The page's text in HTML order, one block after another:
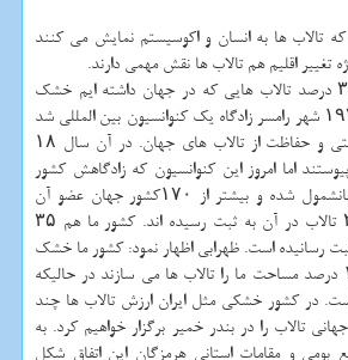
تالاب ها به انسان و اكوسیستم نمایش می كنند
تغییر اقلیم هم تالاب ها نقش مهمی دارند.
از سال ۱۹۷۰ تا الان ۳۵ درصد تالاب هایی كه در جهان داشته ایم خشك
شده اند. در دوم فوریه ۱۹۷۱ شهر رامسر زادگاه یك كنوانسیون بین المللی شد
برای حفاظت از تنوع زیستی و حفاظت از تالاب های جهان. در آن سال ۱۸
اما امروز این كنوانسیون كه زادگاهش كشور
ماست یك كنوانسیون جهانشمول شده و بیشتر از ۱۷۰كشور جهان عضو آن
هستند و بیشتر از ۲۳۳۷ تالاب در آن به ثبت رسیده اند. كشور ما هم ۳۵
عنوان به ثبت رسانیده است. ظهرابی اظهار نمود: كشور ما خشك
و نیمه خشك است و ۱.۸ درصد مساحت ما را تالاب ها می سازند در حالیكه
۳ درصد است. در كشور خشكی مثل ایران ارزش تالاب ها چند
تالاب را در بندر خمیر برگزار خواهیم كرد. به
و مقامات استانی هرمزگان این اتفاق شكل